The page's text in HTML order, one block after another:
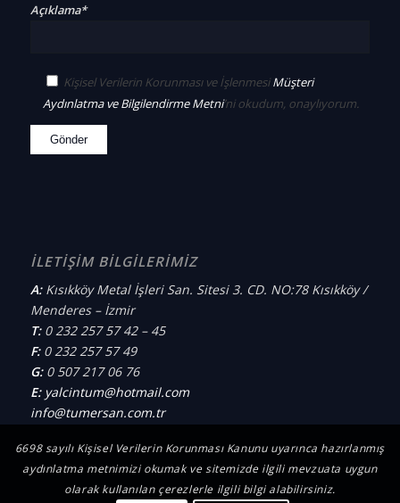
Açıklama*
Kişisel Verilerin Korunması ve İşlenmesiMüşteri
Aydınlatma ve Bilgilendirme Metni’ni okudum, onaylıyorum.
İLETİŞİM BİLGİLERİMİZ
A:Kısıkköy Metal İşleri San. Sitesi 3. CD. NO:78 Kısıkköy /
Menderes – İzmir
T:0 232 257 57 42 – 45
F:0 232 257 57 49
G:0 507 217 06 76
E: yalcintum@hotmail.com
info@tumersan.com.tr
6698 sayılı Kişisel Verilerin Korunması Kanunu uyarınca hazırlanmış
aydınlatma metnimizi okumak ve sitemizde ilgili mevzuata uygun
olarak kullanılan çerezlerle ilgili bilgi alabilirsiniz.